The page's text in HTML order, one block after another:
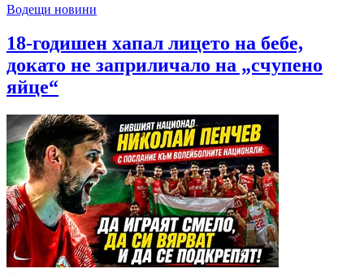
Водещи новини
18-годишен хапал лицето на бебе,
докато не заприличало на „счупено
яйце“